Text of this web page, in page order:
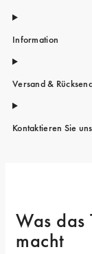
Information
Versand &
Kontaktieren Sie uns
Was das
macht